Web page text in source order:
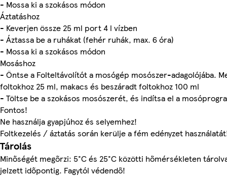
- Mossa ki a szokásos módon
Áztatáshoz
- Keverjen össze 25 ml port 4 l vízben
- Áztassa be a ruhákat (fehér ruhák, max. 6 óra)
- Mossa ki a szokásos módon
Mosáshoz
- Öntse a Folteltávolítót a mosógép mosószer-adagolójába.
foltokhoz 25 ml, makacs és beszáradt foltokhoz 100 ml
- Töltse be a szokásos mosószerét, és indítsa el a
Fontos!
Ne használja gyapjúhoz és selyemhez!
Foltkezelés / áztatás során kerülje a fém edényzet
Tárolás
Minőségét megőrzi: 5°C és 25°C közötti hőmérsékleten
jelzett időpontig. Fagytól védendő!